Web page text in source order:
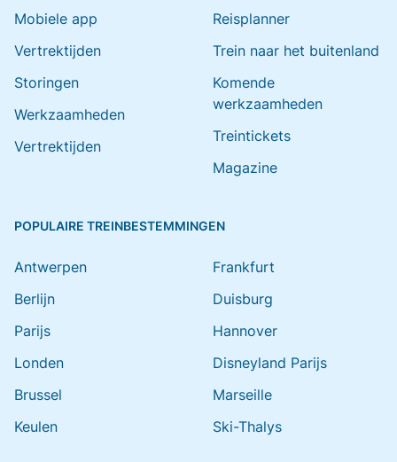
Mobiele app
Vertrektijden
Storingen
Werkzaamheden
Vertrektijden
Reisplanner
Trein naar het buitenland
Komende
werkzaamheden
Treintickets
Magazine
POPULAIRE TREINBESTEMMINGEN
Antwerpen
Berlijn
Parijs
Londen
Brussel
Keulen
Frankfurt
Duisburg
Hannover
Disneyland Parijs
Marseille
Ski-Thalys